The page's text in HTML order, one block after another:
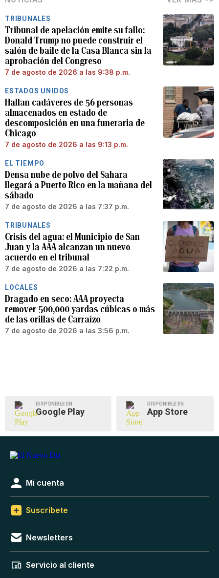
TRIBUNALES
Tribunal de apelación emite su fallo:
Donald Trump no puede construir el
salón de baile de la Casa Blanca sin la
aprobación del Congreso
7 de agosto de 2026 a las 9:38 p.m.
ESTADOS UNIDOS
Hallan cadáveres de 56 personas
almacenados en estado de
descomposición en una funeraria de
Chicago
7 de agosto de 2026 a las 9:13 p.m.
EL TIEMPO
Densa nube de polvo del Sahara
llegará a Puerto Rico en la mañana del
sábado
7 de agosto de 2026 a las 7:37 p.m.
TRIBUNALES
Crisis del agua: el Municipio de San
Juan y la AAA alcanzan un nuevo
acuerdo en el tribunal
7 de agosto de 2026 a las 7:22 p.m.
LOCALES
Dragado en seco: AAA proyecta
remover 500,000 yardas cúbicas o más
de las orillas de Carraízo
7 de agosto de 2026 a las 3:56 p.m.
DISPONIBLE EN
Google Play
DISPONIBLE EN
App Store
Mi cuenta
Suscríbete
Newsletters
Servicio al cliente